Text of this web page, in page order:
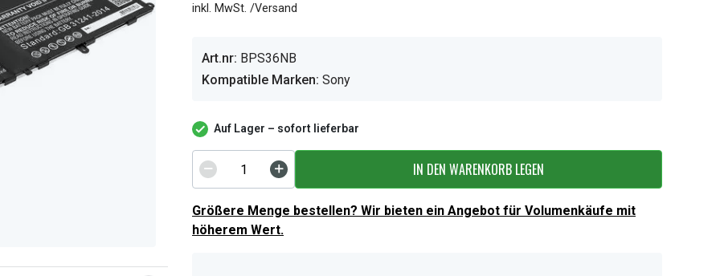
inkl. MwSt. /Versand
Art.nr: BPS36NB
Kompatible Marken: Sony
Auf Lager – sofort lieferbar
IN DEN WARENKORB LEGEN
Größere Menge bestellen? Wir bieten ein Angebot für Volumenkäufe mit
höherem Wert.